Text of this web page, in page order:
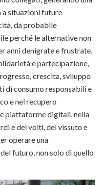
situazioni future
da probabile
perché le alternative non
anni denigrate e frustrate.
e partecipazione,
crescita, sviluppo
di consumo responsabili e
e nel recupero
piattaforme digitali, nella
e dei volti, del vissuto e
operare una
futuro, non solo di quello